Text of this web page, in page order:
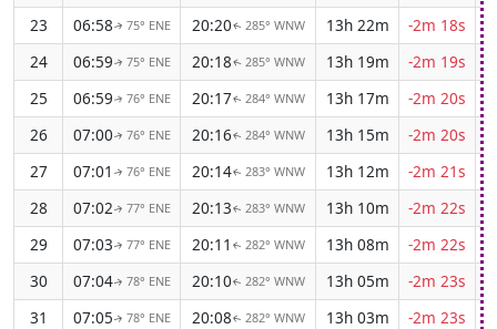
23
06:58↑ 75° ENE 20:20↑ 285° WNW 13h 22m
-2m 18s
24
06:59↑ 75° ENE 20:18↑ 285° WNW 13h 19m
-2m 19s
25
06:59↑ 76° ENE 20:17↑ 284° WNW 13h 17m
-2m 20s
26
07:00↑ 76° ENE 20:16↑ 284° WNW 13h 15m
-2m 20s
27
07:01 ↑ 76° ENE 20:14↑ 283° WNW 13h 12m
-2m 21s
28
07:02↑ 77° ENE 20:13↑ 283° WNW 13h 10m
-2m 22s
29
07:03↑ 77° ENE 20:11 ↑ 282° WNW 13h 08m
-2m 22s
30
07:04↑ 78° ENE 20:10↑ 282° WNW 13h 05m
-2m 23s
31
07:05↑ 78° ENE 20:08↑ 282° WNW 13h 03m -2m 23s